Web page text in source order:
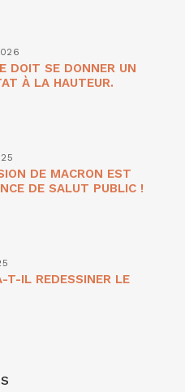
DOIT SE DONNER UN
À LA HAUTEUR.
DE MACRON EST
DE SALUT PUBLIC !
T-IL REDESSINER LE